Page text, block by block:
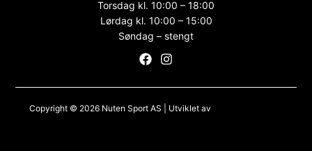
Torsdag kl. 10:00 – 18:00
Lørdag kl. 10:00 – 15:00
Søndag – stengt
Copyright © 2026 Nuten Sport AS | Utviklet av